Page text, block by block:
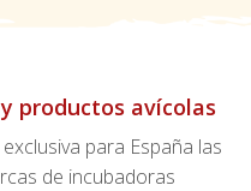
productos avícolas
para España las
de incubadoras